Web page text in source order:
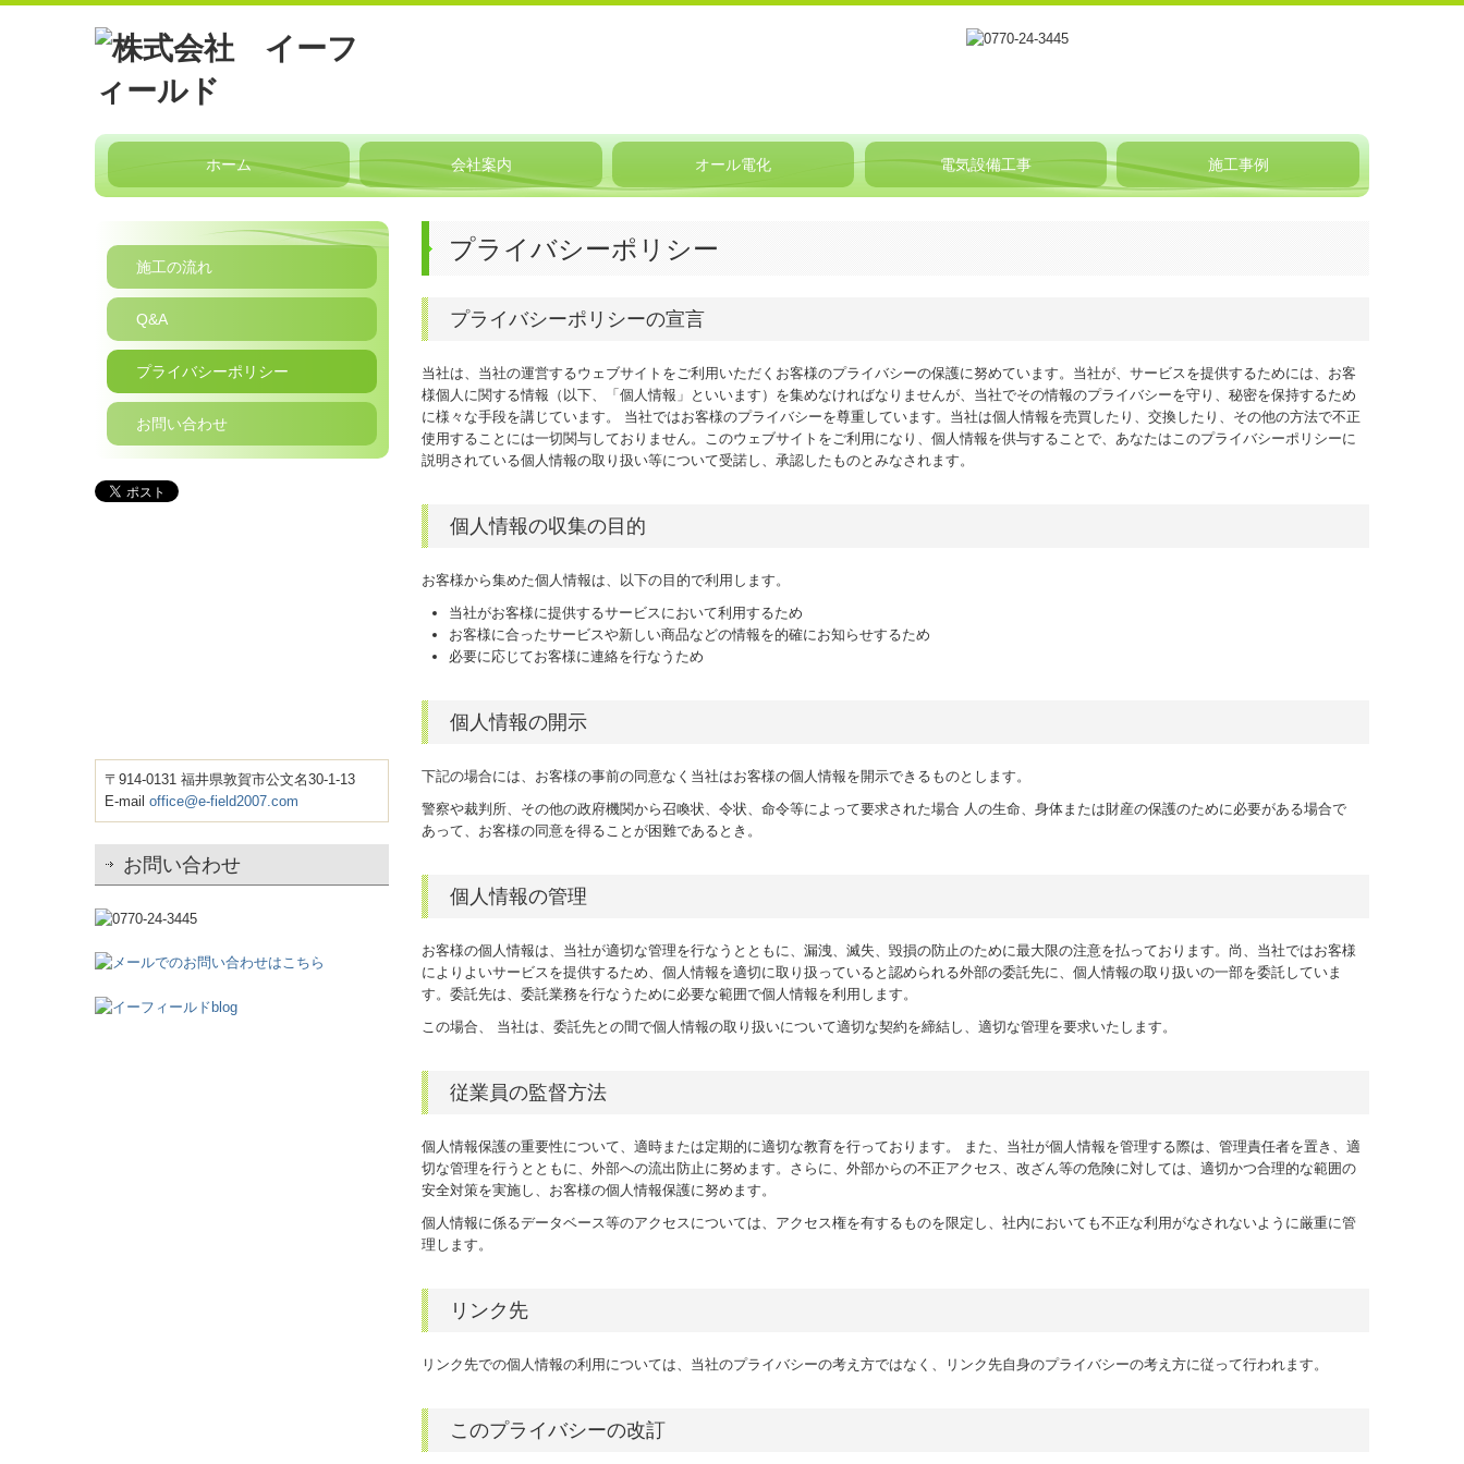
ホーム 会社案内 オール電化 電気設備工事 施工事例
施工の流れ
Q&A
プライバシーポリシー
お問い合わせ
〒914-0131 福井県敦賀市公文名30-1-13
E-mail office@e-field2007.com
お問い合わせ
プライバシーポリシー
プライバシーポリシーの宣言
当社は、当社の運営するウェブサイトをご利用いただくお客様のプライバシーの保護に努めています。当社が、サービスを提供するためには、お客
様個人に関する情報（以下、「個人情報」といいます）を集めなければなりませんが、当社でその情報のプライバシーを守り、秘密を保持するため
に様々な手段を講じています。 当社ではお客様のプライバシーを尊重しています。当社は個人情報を売買したり、交換したり、その他の方法で不正
使用することには一切関与しておりません。このウェブサイトをご利用になり、個人情報を供与することで、あなたはこのプライバシーポリシーに
説明されている個人情報の取り扱い等について受諾し、承認したものとみなされます。
個人情報の収集の目的
お客様から集めた個人情報は、以下の目的で利用します。
当社がお客様に提供するサービスにおいて利用するため
お客様に合ったサービスや新しい商品などの情報を的確にお知らせするため
必要に応じてお客様に連絡を行なうため
個人情報の開示
下記の場合には、お客様の事前の同意なく当社はお客様の個人情報を開示できるものとします。
警察や裁判所、その他の政府機関から召喚状、令状、命令等によって要求された場合 人の生命、身体または財産の保護のために必要がある場合で
あって、お客様の同意を得ることが困難であるとき。
個人情報の管理
お客様の個人情報は、当社が適切な管理を行なうとともに、漏洩、滅失、毀損の防止のために最大限の注意を払っております。尚、当社ではお客様
によりよいサービスを提供するため、個人情報を適切に取り扱っていると認められる外部の委託先に、個人情報の取り扱いの一部を委託していま
す。委託先は、委託業務を行なうために必要な範囲で個人情報を利用します。
この場合、 当社は、委託先との間で個人情報の取り扱いについて適切な契約を締結し、適切な管理を要求いたします。
従業員の監督方法
個人情報保護の重要性について、適時または定期的に適切な教育を行っております。 また、当社が個人情報を管理する際は、管理責任者を置き、適
切な管理を行うとともに、外部への流出防止に努めます。さらに、外部からの不正アクセス、改ざん等の危険に対しては、適切かつ合理的な範囲の
安全対策を実施し、お客様の個人情報保護に努めます。
個人情報に係るデータベース等のアクセスについては、アクセス権を有するものを限定し、社内においても不正な利用がなされないように厳重に管
理します。
リンク先
リンク先での個人情報の利用については、当社のプライバシーの考え方ではなく、リンク先自身のプライバシーの考え方に従って行われます。
このプライバシーの改訂